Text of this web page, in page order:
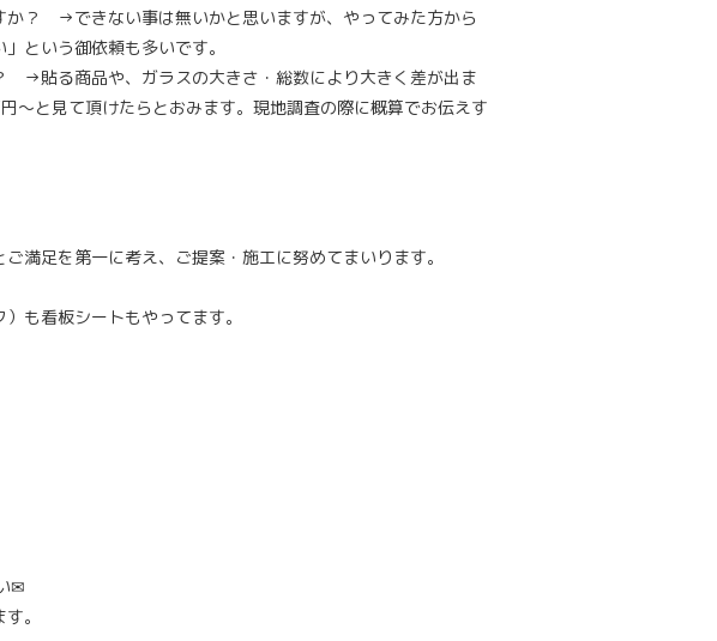
か？ →できない事は無いかと思いますが、やってみた方から
という御依頼も多いです。
→貼る商品や、ガラスの大きさ・総数により大きく差が出ま
～と見て頂けたらとおみます。現地調査の際に概算でお伝えす
満足を第一に考え、ご提案・施工に努めてまいります。
も看板シートもやってます。
✉
。